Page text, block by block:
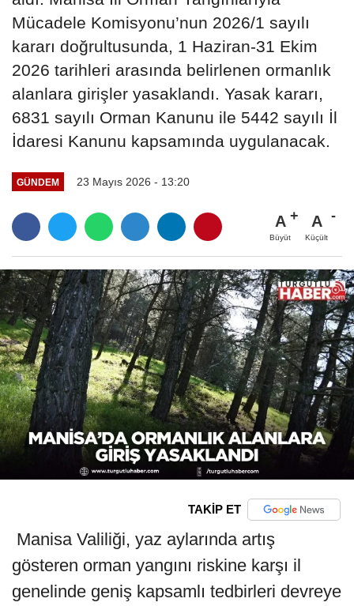
Mücadele Komisyonu’nun 2026/1 sayılı
kararı doğrultusunda, 1 Haziran-31 Ekim
2026 tarihleri arasında belirlenen ormanlık
alanlara girişler yasaklandı. Yasak kararı,
6831 sayılı Orman Kanunu ile 5442 sayılı İl
İdaresi Kanunu kapsamında uygulanacak.
GÜNDEM 23 Mayıs 2026 - 13:20
A
Büyüt
A
Küçült
TAKİP ET
Manisa Valiliği, yaz aylarında artış
gösteren orman yangını riskine karşı il
genelinde geniş kapsamlı tedbirleri devreye